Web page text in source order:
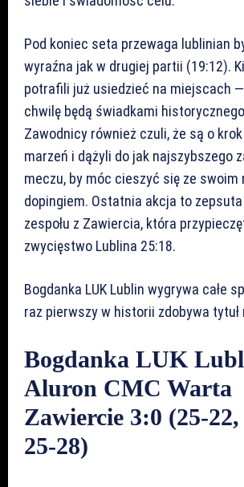
Pod koniec seta przewaga lublinian
wyraźna jak w drugiej partii (19:12).
potrafili już usiedzieć na miejscach
chwilę będą świadkami
Zawodnicy również czuli, że są o krok
marzeń i dążyli do jak najszybszego
meczu, by móc cieszyć się ze swoim
dopingiem. Ostatnia akcja to
zespołu z Zawiercia, która
zwycięstwo Lublina 25:18.
Bogdanka LUK Lublin wygrywa całe
raz pierwszy w historii zdobywa
Bogdanka LUK
Aluron CMC Warta
Zawiercie 3:0 (25-22,
25-28)